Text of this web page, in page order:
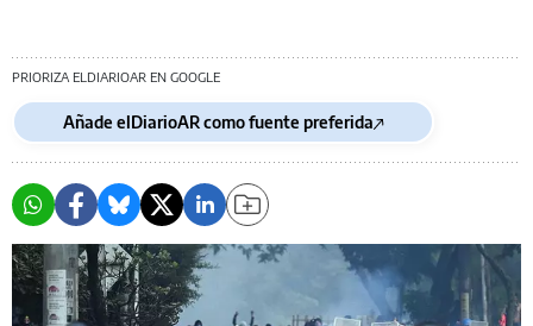
PRIORIZA ELDIARIOAR EN GOOGLE
Añade elDiarioAR como fuente preferida